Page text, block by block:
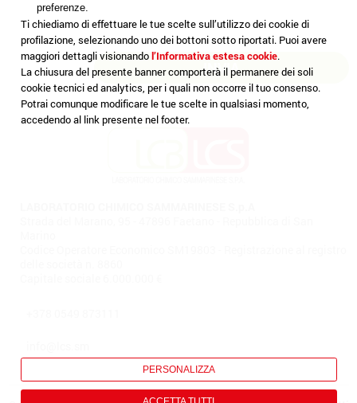
preferenze.
Ti chiediamo di effettuare le tue scelte sull’utilizzo dei cookie di
profilazione, selezionando uno dei bottoni sotto riportati. Puoi avere
maggiori dettagli visionandol’Informativa estesa cookie.
La chiusura del presente banner comporterà il permanere dei soli
cookie tecnici ed analytics, per i quali non occorre il tuo consenso.
Potrai comunque modificare le tue scelte in qualsiasi momento,
accedendo al link presente nel footer.
PERSONALIZZA